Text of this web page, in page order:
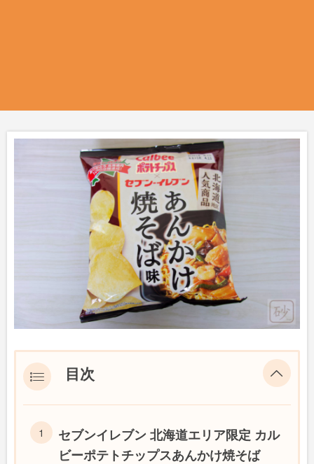
目次
セブンイレブン 北海道エリア限定 カル
ビーポテトチップスあんかけ焼そば